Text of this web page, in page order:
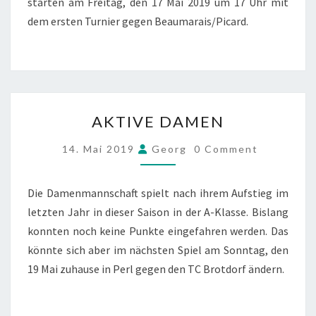
dem ersten Turnier gegen Beaumarais/Picard.
DAMEN
AKTIVE DAMEN
14. Mai 2019 Georg COMMENTS
0 Comment
Die Damenmannschaft spielt nach ihrem Aufstieg im
letzten Jahr in dieser Saison in der A-Klasse. Bislang
konnten noch keine Punkte eingefahren werden. Das
könnte sich aber im nächsten Spiel am Sonntag, den
19 Mai zuhause in Perl gegen den TC Brotdorf ändern.